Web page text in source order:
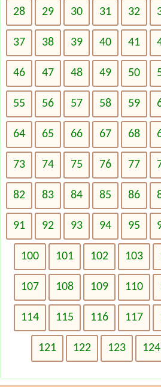
28 29 30 31 32
37 38 39 40 41
46 47 48 49 50
55 56 57 58 59
64 65 66 67 68
73 74 75 76 77
82 83 84 85 86
91 92 93 94 95
100 101 102 103
107 108 109 110
114 115 116 117
121 122 123 124